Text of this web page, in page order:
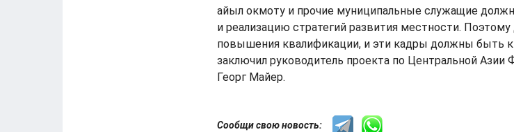
айыл окмоту и прочие муниципальные служащие
и реализацию стратегий развития местности.
повышения квалификации, и эти кадры должны быть
заключил руководитель проекта по Центральной Азии
Георг Майер.
Сообщи свою новость: